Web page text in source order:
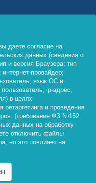
образования РФ
образование»
государственный
даете согласие на
данных (сведения о
и версия Браузера; тип
провайдер;
язык ОС и
ip-адрес;
в целях
ретаргетинга и проведения
(требование ФЗ №152
данных на обработку
отключить файлы
но это повлияет на